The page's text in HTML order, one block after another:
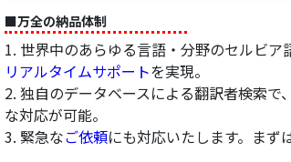
■万全の納品体制
1. 世界中のあらゆる言語・分野のセルビア
リアルタイムサポートを実現。
2. 独自のデータベースによる翻訳者検索で
な対応が可能。
3. 緊急なご依頼にも対応いたします。まず